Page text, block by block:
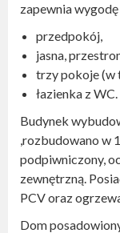
zapewnia
przedpokój,
jasna,
trzy pokoje (w
łazienka z WC.
Budynek
,rozbudowano w
podpiwniczony,
zewnętrzną.
PCV oraz
Dom